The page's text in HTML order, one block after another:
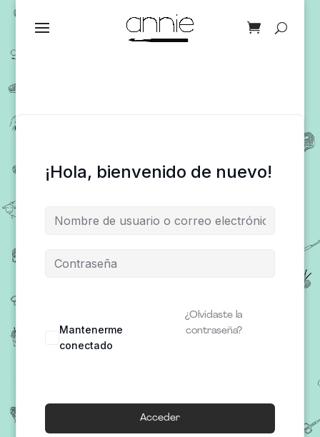
¡Hola, bienvenido de nuevo!
Mantenerme
conectado
¿Olvidaste la
contraseña?
Acceder